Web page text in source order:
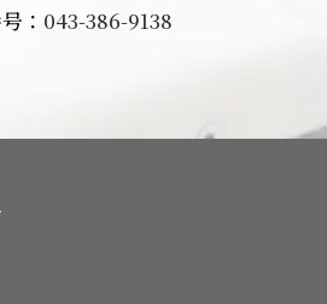
： 043-386-9138